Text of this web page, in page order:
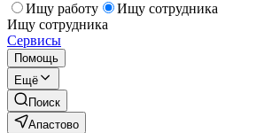
Ищу работу
Ищу сотрудника
Ищу сотрудника
Сервисы
Помощь
Ещё
Поиск
Апастово